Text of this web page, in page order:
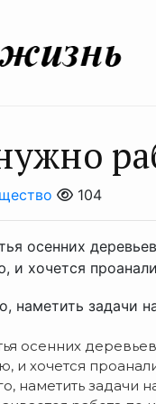
104
осенних
и хочется
наметить задачи
осенних
и хочется
наметить